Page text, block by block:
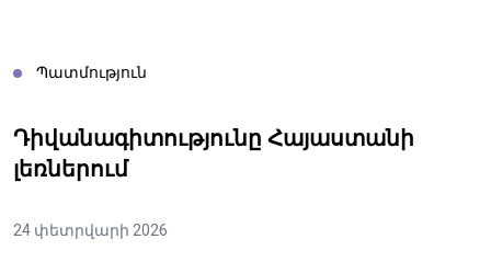
Պատմություն
Դիվանագիտությունը Հայաստանի
լեռներում
24 փետրվարի 2026